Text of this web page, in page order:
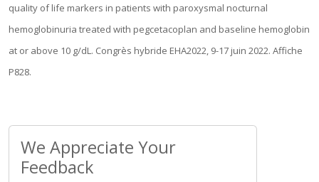
quality of life markers in patients with paroxysmal nocturnal
hemoglobinuria treated with pegcetacoplan and baseline hemoglobin
at or above 10 g/dL. Congrès hybride EHA2022, 9-17 juin 2022. Affiche
P828.
We Appreciate Your
Feedback